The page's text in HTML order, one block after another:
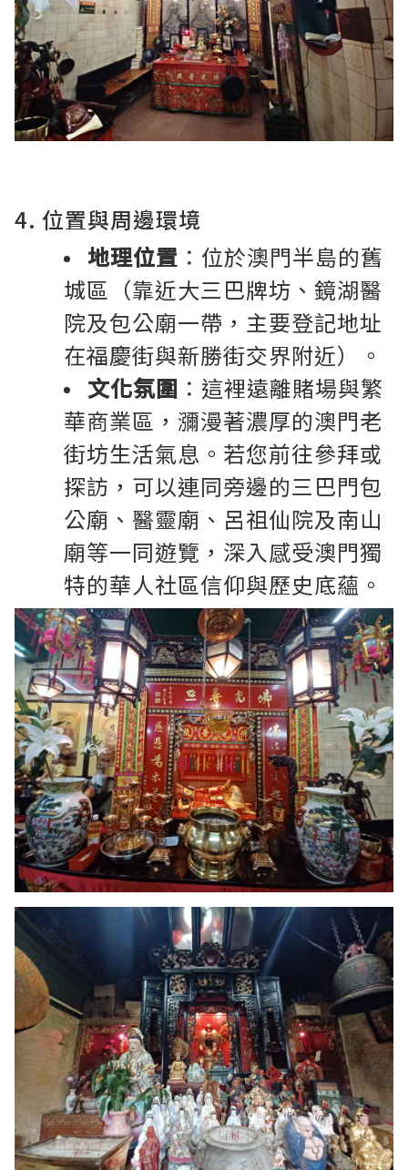
4. 位置與周邊環境
地理位置 ：位於澳門半島的舊
城區（靠近大三巴牌坊、鏡湖醫
院及包公廟一帶，主要登記地址
在福慶街與新勝街交界附近）。
文化氛圍 ：這裡遠離賭場與繁
華商業區，瀰漫著濃厚的澳門老
街坊生活氣息。若您前往參拜或
探訪，可以連同旁邊的三巴門包
公廟、醫靈廟、呂祖仙院及南山
廟等一同遊覽，深入感受澳門獨
特的華人社區信仰與歷史底蘊。